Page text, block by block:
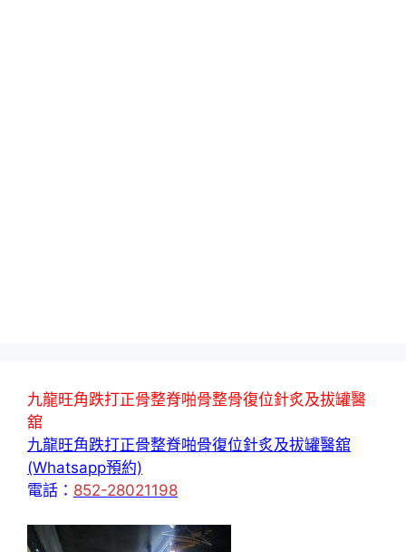
九龍旺角跌打正骨整脊啪骨整骨復位針炙及拔罐醫
舘
九龍旺角跌打正骨整脊啪骨復位針炙及拔罐醫舘
(Whatsapp預約)
電話： 852-28021198